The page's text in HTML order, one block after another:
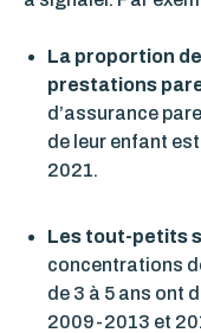
La proportion
prestations
d’assurance
de leur enfant
2021.
Les tout-petits
concentrations
de 3 à 5 ans ont
2009-2013 et